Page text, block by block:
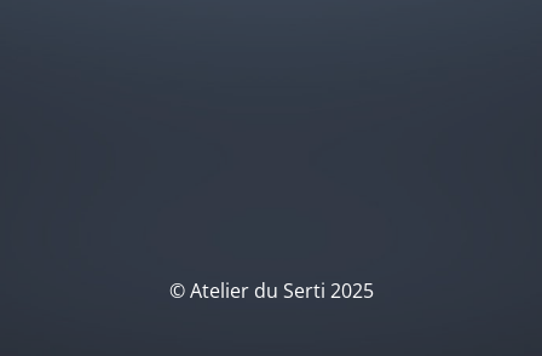
© Atelier du Serti 2025